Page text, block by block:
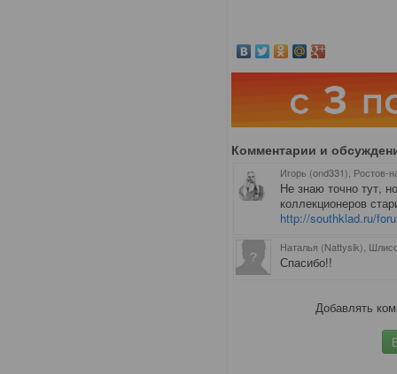
Комментарии и
Игорь (ond331), Ростов-
Не знаю точно тут,
коллекционеров
http://southklad.ru/
Наталья (Nattysik),
Спасибо!!
Добавлять